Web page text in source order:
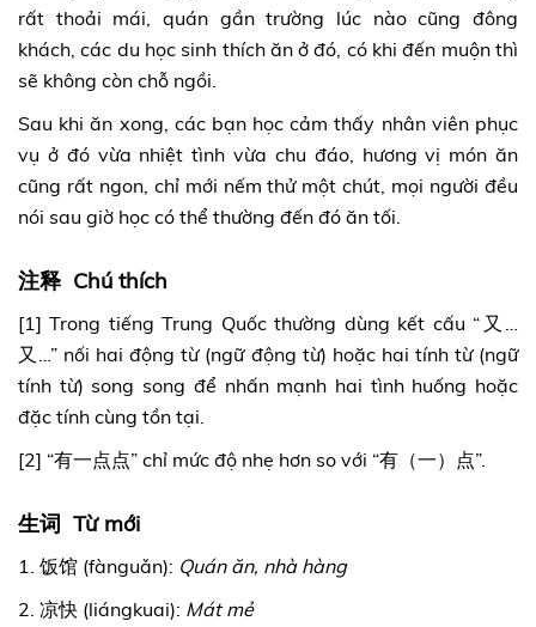
rất thoải mái, quán gần trường lúc nào cũng đông
khách, các du học sinh thích ăn ở đó, có khi đến muộn thì
sẽ không còn chỗ ngồi.
Sau khi ăn xong, các bạn học cảm thấy nhân viên phục
vụ ở đó vừa nhiệt tình vừa chu đáo, hương vị món ăn
cũng rất ngon, chỉ mới nếm thử một chút, mọi người đều
nói sau giờ học có thể thường đến đó ăn tối.
注释 Chú thích
[1] Trong tiếng Trung Quốc thường dùng kết cấu “又…
又…” nối hai động từ (ngữ động từ) hoặc hai tính từ (ngữ
tính từ) song song để nhấn mạnh hai tình huống hoặc
đặc tính cùng tồn tại.
[2] “有一点点” chỉ mức độ nhẹ hơn so với “有（一）点”.
生词 Từ mới
1. 饭馆 (fànguǎn): Quán ăn, nhà hàng
2. 凉快 (liángkuai): Mát mẻ